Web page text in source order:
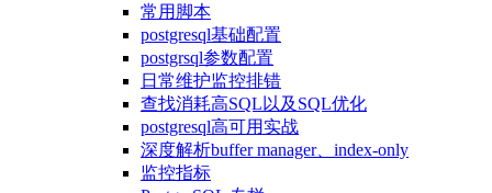
常用脚本
postgresql基础配置
postgrsql参数配置
日常维护监控排错
查找消耗高SQL以及SQL优化
postgresql高可用实战
深度解析buffer manager、index-only
监控指标